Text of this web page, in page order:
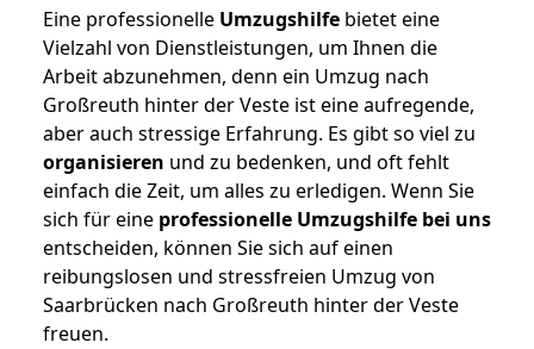
Eine professionelle Umzugshilfe bietet eine
Vielzahl von Dienstleistungen, um Ihnen die
Arbeit abzunehmen, denn ein Umzug nach
Großreuth hinter der Veste ist eine aufregende,
aber auch stressige Erfahrung. Es gibt so viel zu
organisieren und zu bedenken, und oft fehlt
einfach die Zeit, um alles zu erledigen. Wenn Sie
sich für eine professionelle Umzugshilfe bei uns
entscheiden, können Sie sich auf einen
reibungslosen und stressfreien Umzug von
Saarbrücken nach Großreuth hinter der Veste
freuen.